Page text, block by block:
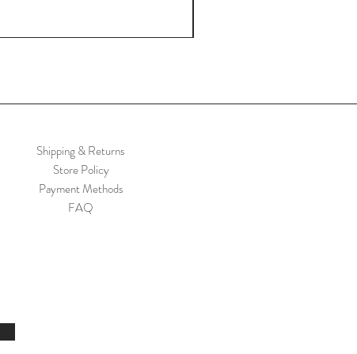
Shipping & Returns
Store Policy
Payment Methods
FAQ